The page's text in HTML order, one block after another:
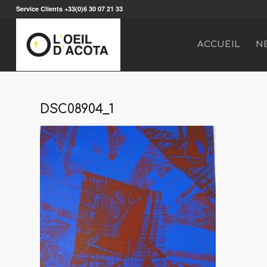
Service Clients +33(0)6 30 07 21 33
ACCUEIL
DSC08904_1